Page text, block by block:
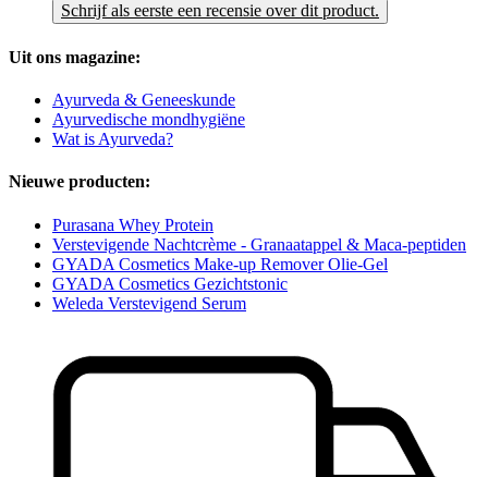
Schrijf als eerste een recensie over dit product.
Uit ons magazine:
Ayurveda & Geneeskunde
Ayurvedische mondhygiëne
Wat is Ayurveda?
Nieuwe producten:
Purasana Whey Protein
Verstevigende Nachtcrème - Granaatappel & Maca-peptiden
GYADA Cosmetics Make-up Remover Olie-Gel
GYADA Cosmetics Gezichtstonic
Weleda Verstevigend Serum